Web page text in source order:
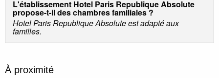
L'établissement Hotel Paris Republique Absolute
propose-t-il des chambres familiales ?
Hotel Paris Republique Absolute est adapté aux
familles.
À proximité